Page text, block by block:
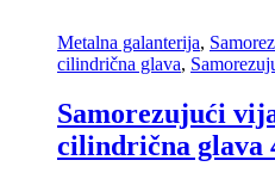
Metalna galanterija,
cilindrična glava,
Samorezujući
cilindrična glava